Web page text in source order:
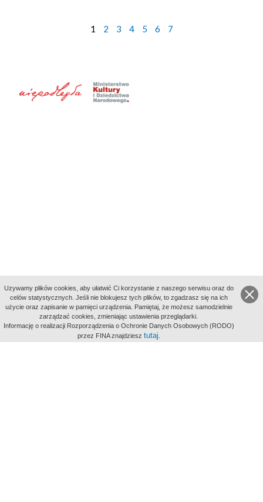
1 2 3 4 5 6 7
aktywności
Uzywamy plików cookies, aby ułatwić Ci korzystanie z naszego serwisu oraz do
celów statystycznych. Jeśli nie blokujesz tych plików, to zgadzasz się na ich
użycie oraz zapisanie w pamięci urządzenia. Pamiętaj, że możesz samodzielnie
zarządzać cookies, zmieniając ustawienia przeglądarki.
Informację o realizacji Rozporządzenia o Ochronie Danych Osobowych (RODO)
przez FINA znajdziesz tutaj